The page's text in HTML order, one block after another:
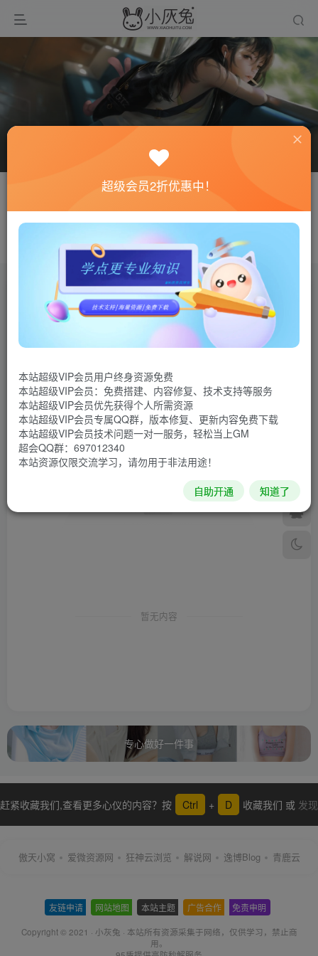
freewind
伟人之所以伟大，是因为他立志要成为伟大的人
收藏0 评论0 粉丝0
排序
暂无内容
专心做好一件事
赶紧收藏我们,查看更多心仪的内容？按 Ctrl + D 收藏我们 或 发现
傲天小窝 爱微资源网 狂神云浏览 解说网 逸博Blog 青鹿云
友链申请 网站地图 本站主题 广告合作 免责申明
Copyright © 2021 · 小灰兔 · 本站所有资源采集于网络，仅供学习，禁止商
用。
超级会员2折优惠中！
本站超级VIP会员用户终身资源免费
本站超级VIP会员：免费搭建、内容修复、技术支持等服务
本站超级VIP会员优先获得个人所需资源
本站超级VIP会员专属QQ群，版本修复、更新内容免费下载
本站超级VIP会员技术问题一对一服务，轻松当上GM
超会QQ群：697012340
本站资源仅限交流学习，请勿用于非法用途！
自助开通 知道了